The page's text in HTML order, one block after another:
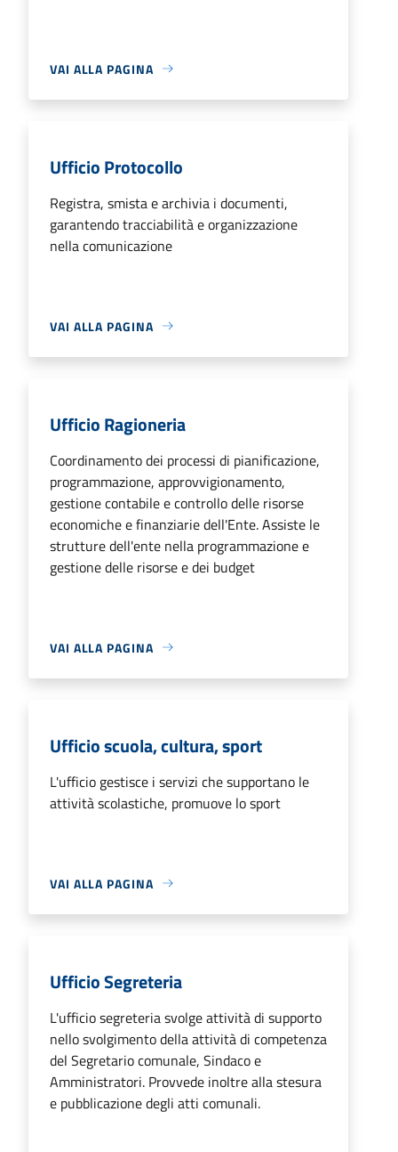
VAI ALLA PAGINA
Ufficio Protocollo
Registra, smista e archivia i documenti,
garantendo tracciabilità e organizzazione
nella comunicazione
VAI ALLA PAGINA
Ufficio Ragioneria
Coordinamento dei processi di pianificazione,
programmazione, approvvigionamento,
gestione contabile e controllo delle risorse
economiche e finanziarie dell'Ente. Assiste le
strutture dell'ente nella programmazione e
gestione delle risorse e dei budget
VAI ALLA PAGINA
Ufficio scuola, cultura, sport
L'ufficio gestisce i servizi che supportano le
attività scolastiche, promuove lo sport
VAI ALLA PAGINA
Ufficio Segreteria
L'ufficio segreteria svolge attività di supporto
nello svolgimento della attività di competenza
del Segretario comunale, Sindaco e
Amministratori. Provvede inoltre alla stesura
e pubblicazione degli atti comunali.